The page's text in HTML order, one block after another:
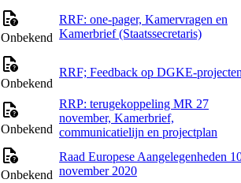
Onbekend
RRF: one-pager, Kamervragen en
Kamerbrief (Staatssecretaris)
Onbekend
RRF; Feedback op DGKE-
Onbekend
RRP: terugekoppeling MR 27
november, Kamerbrief,
communicatielijn en projectplan
Onbekend
Raad Europese Aangelegenheden
november 2020